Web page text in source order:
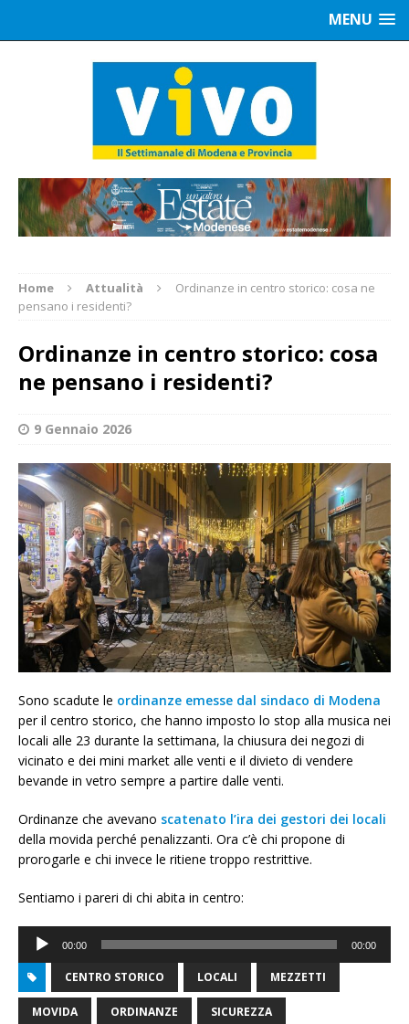
MENU
Home Attualità
Ordinanze in centro storico: cosa ne
pensano i residenti?
Ordinanze in centro storico: cosa
ne pensano i residenti?
9 Gennaio 2026
Sono scadute le ordinanze emesse dal sindaco di Modena
per il centro storico, che hanno imposto lo stop alla musica nei
locali alle 23 durante la settimana, la chiusura dei negozi di
vicinato e dei mini market alle venti e il divieto di vendere
bevande in vetro sempre a partire dalle venti.
Ordinanze che avevano scatenato l’ira dei gestori dei locali
della movida perché penalizzanti. Ora c’è chi propone di
prorogarle e chi invece le ritiene troppo restrittive.
Sentiamo i pareri di chi abita in centro:
Audio
Player
00:00 00:00
CENTRO STORICO LOCALI MEZZETTI
MOVIDA ORDINANZE SICUREZZA